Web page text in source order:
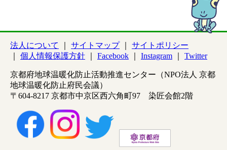
法人について サイトマップ
サイトポリシー
個人情報保護方針
Facebook Instagram Twitter
京都府地球温暖化防止活動推進センター（NPO法人 京都
地球温暖化防止府民会議）
〒604-8217 京都市中京区西六角町97 染匠会館2階